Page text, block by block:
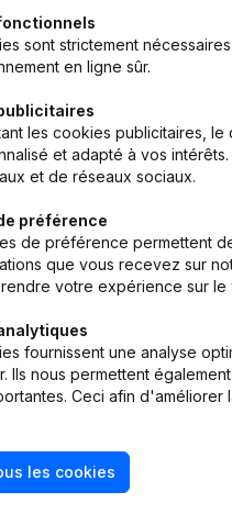
Entreprises
Moniteur Belge
sont strictement
en ligne sûr.
les cookies publicitaires,
et adapté à vos
et de réseaux sociaux.
préférence
de préférence permettent
que vous recevez sur
votre expérience sur
fournissent une analyse
Ils nous permettent
Ceci afin
les cookies